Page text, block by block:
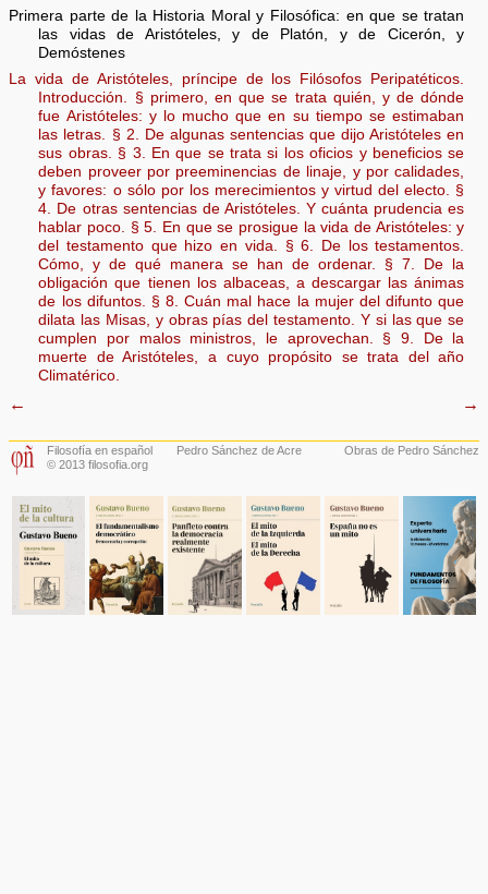
Primera parte de la Historia Moral y Filosófica: en que se tratan
las vidas de Aristóteles, y de Platón, y de Cicerón, y
Demóstenes
La vida de Aristóteles, príncipe de los Filósofos Peripatéticos.
Introducción. § primero, en que se trata quién, y de dónde
fue Aristóteles: y lo mucho que en su tiempo se estimaban
las letras. § 2. De algunas sentencias que dijo Aristóteles en
sus obras. § 3. En que se trata si los oficios y beneficios se
deben proveer por preeminencias de linaje, y por calidades,
y favores: o sólo por los merecimientos y virtud del electo. §
4. De otras sentencias de Aristóteles. Y cuánta prudencia es
hablar poco. § 5. En que se prosigue la vida de Aristóteles: y
del testamento que hizo en vida. § 6. De los testamentos.
Cómo, y de qué manera se han de ordenar.
§ 7. De la
obligación que tienen los albaceas, a descargar las ánimas
de los difuntos. § 8. Cuán mal hace la mujer del difunto que
dilata las Misas, y obras pías del testamento. Y si las que se
cumplen por malos ministros, le aprovechan.
§ 9. De la
muerte de Aristóteles, a cuyo propósito se trata del año
Climatérico.
← →
Filosofía en español
© 2013 filosofia.org
Pedro Sánchez de Acre Obras de Pedro Sánchez